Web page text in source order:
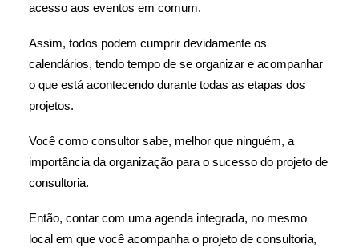
acesso aos eventos em comum.
Assim, todos podem cumprir devidamente os
calendários, tendo tempo de se organizar e acompanhar
o que está acontecendo durante todas as etapas dos
projetos.
Você como consultor sabe, melhor que ninguém, a
importância da organização para o sucesso do projeto de
consultoria.
Então, contar com uma agenda integrada, no mesmo
local em que você acompanha o projeto de consultoria,